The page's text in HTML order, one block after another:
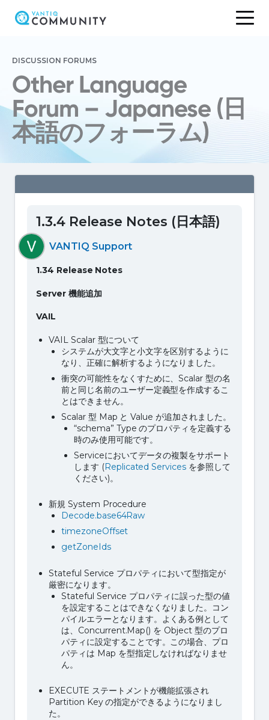
DISCUSSION FORUMS
Other Language
Forum – Japanese (日
本語のフォーラム)
1.3.4 Release Notes (日本語)
VANTIQ Support
1.34 Release Notes
Server 機能追加
VAIL
VAIL Scalar 型について
システムが大文字と小文字を区別するように
なり、正確に解析するようになりました。
衝突の可能性をなくすために、Scalar 型の名
前と同じ名前のユーザー定義型を作成するこ
とはできません。
Scalar 型 Map と Value が追加されました。
“schema” Type のプロパティを定義する
時のみ使用可能です。
Serviceにおいてデータの複製をサポート
します (Replicated Services を参照して
ください)。
新規 System Procedure
Decode.base64Raw
timezoneOffset
getZoneIds
Stateful Service プロパティにおいて型指定が
厳密になります。
Stateful Service プロパティに誤った型の値
を設定することはできなくなりました。コン
パイルエラーとなります。よくある例として
は、Concurrent.Map() を Object 型のプロ
パティに設定することです。この場合、プロ
パティは Map を型指定しなければなりませ
ん。
EXECUTE ステートメントが機能拡張され
Partition Key の指定ができるようになりまし
た。